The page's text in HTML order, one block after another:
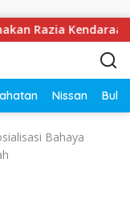
Kendaraan
Nissan
Bahaya